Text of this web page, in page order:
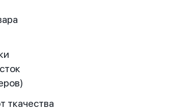
ткачества